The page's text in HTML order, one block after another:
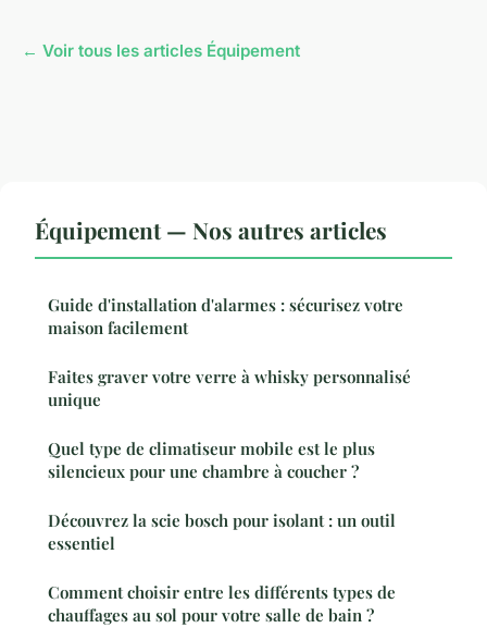
← Voir tous les articles Équipement
Équipement — Nos autres articles
Guide d'installation d'alarmes : sécurisez votre
maison facilement
Faites graver votre verre à whisky personnalisé
unique
Quel type de climatiseur mobile est le plus
silencieux pour une chambre à coucher ?
Découvrez la scie bosch pour isolant : un outil
essentiel
Comment choisir entre les différents types de
chauffages au sol pour votre salle de bain ?